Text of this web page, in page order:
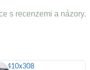
s recenzemi a názory.